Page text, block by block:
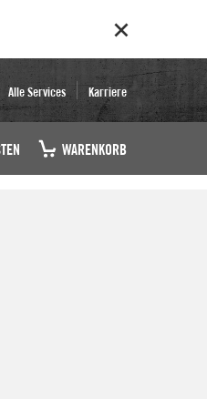
Alle Services Karriere
WARENKORB